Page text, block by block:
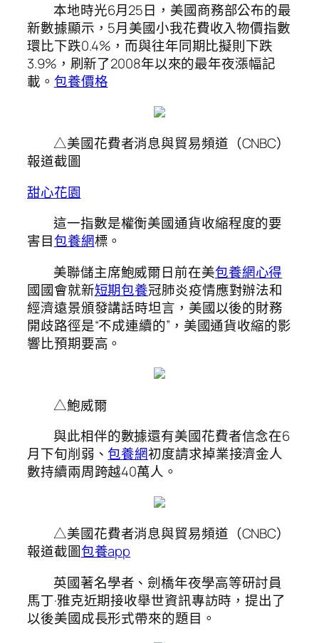
本地時光6月25日，美國商務部公布的最
新數據顯示，5月美國小我花費收入物價指數
環比下跌0.4%，而與往年同期比擬則下跌
3.9%，刷新了2008年以來的最年夜漲幅記
載。 包養價格
△美國花費者消息與貿易頻道（CNBC）
報道截圖
甜心花園
這一指數是權衡美國通貨收縮程度的要
害目包養網標。
美聯儲主席鮑威爾日前在美包養網心得
國國會就新短期包養冠肺炎疫情應對辦法和
經濟遠景頒發講話時坦言，美國以後的財務
開歧路徑是“不成連續的”，美國通貨收縮的影
響比預期要高。
△鮑威爾
與此相伴的數據還有美國花費者信念在6
月下旬削弱、包養網初度請求掉業接濟金人
數持續兩周跨越40萬人。
△美國花費者消息與貿易頻道（CNBC）
報道截圖包養app
英國著名學者、劍橋年夜學高等研討員
馬丁·雅克近期接收舉世資訊專訪時，提出了
以後美國成長形式帶來的題目。